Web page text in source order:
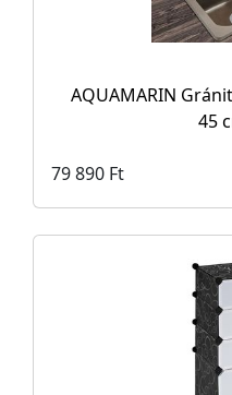
AQUAMARIN
45
79 890 Ft